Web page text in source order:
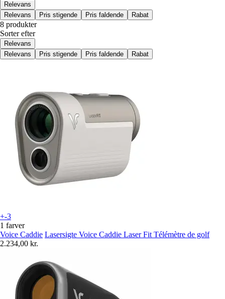
Relevans
Relevans
Pris stigende Pris faldende Rabat
8 produkter
Sorter efter
Relevans
Relevans
Pris stigende Pris faldende Rabat
+-3
1 farver
Voice Caddie Lasersigte Voice Caddie Laser Fit Télémètre de golf
2.234,00 kr.